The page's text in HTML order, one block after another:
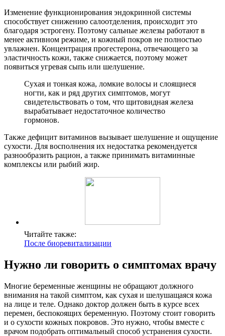
Изменение функционирования эндокринной системы
способствует снижению салоотделения, происходит это
благодаря эстрогену. Поэтому сальные железы работают в
менее активном режиме, и кожный покров не полностью
увлажнен. Концентрация прогестерона, отвечающего за
эластичность кожи, также снижается, поэтому может
появиться угревая сыпь или шелушение.
Сухая и тонкая кожа, ломкие волосы и слоящиеся
ногти, как и ряд других симптомов, могут
свидетельствовать о том, что щитовидная железа
вырабатывает недостаточное количество
гормонов.
Также дефицит витаминов вызывает шелушение и ощущение
сухости. Для восполнения их недостатка рекомендуется
разнообразить рацион, а также принимать витаминные
комплексы или рыбий жир.
Читайте также:
После биоревитализации
Нужно ли говорить о симптомах врачу
Многие беременные женщины не обращают должного
внимания на такой симптом, как сухая и шелушащаяся кожа
на лице и теле. Однако доктор должен быть в курсе всех
перемен, беспокоящих беременную. Поэтому стоит говорить
и о сухости кожных покровов. Это нужно, чтобы вместе с
врачом подобрать оптимальный способ устранения сухости.